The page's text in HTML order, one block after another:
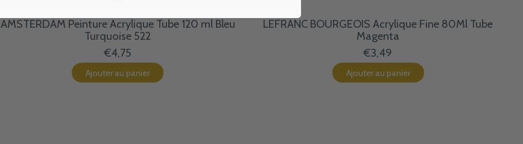
AMSTERDAM Peinture Acrylique Tube 120 ml Bleu
Turquoise 522
€4,75
Ajouter au panier
LEFRANC BOURGEOIS Acrylique Fine 80Ml Tube
Magenta
€3,49
Ajouter au panier